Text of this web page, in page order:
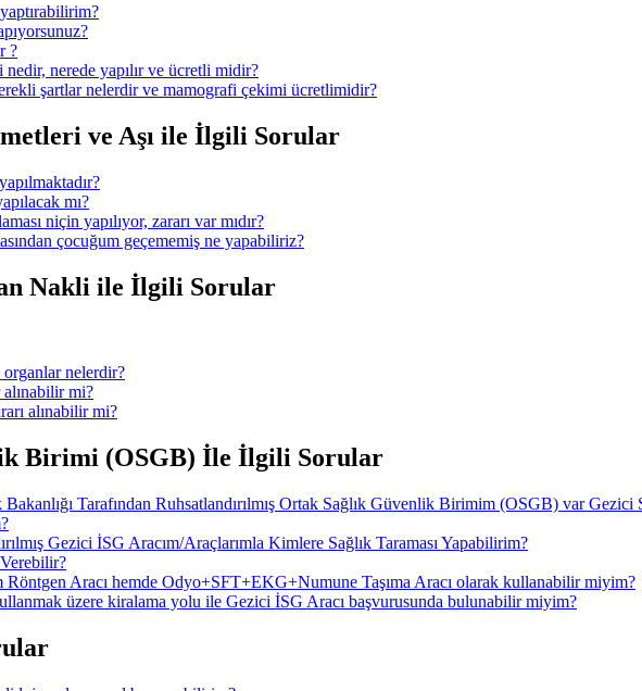
?
nedir, nerede yapılır ve ücretli midir?
şartlar nelerdir ve mamografi çekimi ücretlimidir?
ve Aşı ile İlgili Sorular
mı?
niçin yapılıyor, zararı var mıdır?
çocuğum geçememiş ne yapabiliriz?
Nakli ile İlgili Sorular
nelerdir?
mi?
alınabilir mi?
Birimi (OSGB) İle İlgili Sorular
Tarafından Ruhsatlandırılmış Ortak Sağlık Güvenlik Birimim (OSGB) var
Gezici İSG Aracım/Araçlarımla Kimlere Sağlık Taraması Yapabilirim?
Röntgen Aracı hemde Odyo+SFT+EKG+Numune Taşıma Aracı olarak kullanabilir miyim?
üzere kiralama yolu ile Gezici İSG Aracı başvurusunda bulunabilir miyim?